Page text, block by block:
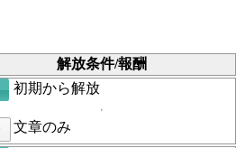
解放条件/報酬
初期から解放
文章のみ